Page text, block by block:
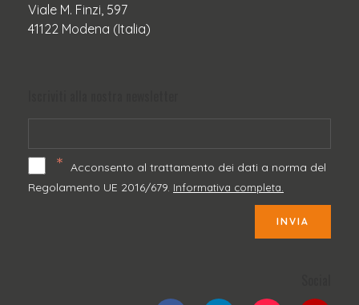
Viale M. Finzi, 597
41122 Modena (Italia)
* Acconsento al trattamento dei dati a norma del
Regolamento UE 2016/679. Informativa completa.
INVIA